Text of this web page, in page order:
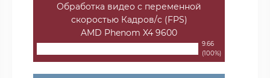
Обработка видео с переменной
скоростью Кадров/с (FPS)
AMD Phenom X4 9600
9.66
(100%)